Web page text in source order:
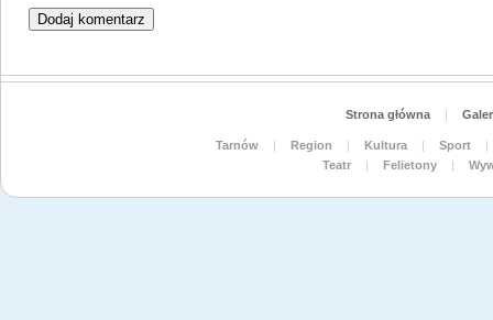
Strona główna |
Tarnów | Region | Kultura | Sport
|
Teatr
| Felietony |